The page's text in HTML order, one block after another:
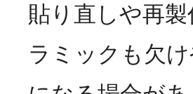
貼り直しや再
ラミックも欠